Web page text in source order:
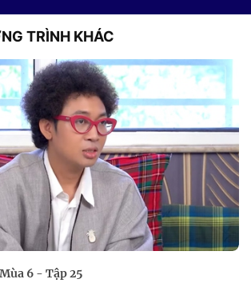
TRÌNH KHÁC
6 - Tập 25